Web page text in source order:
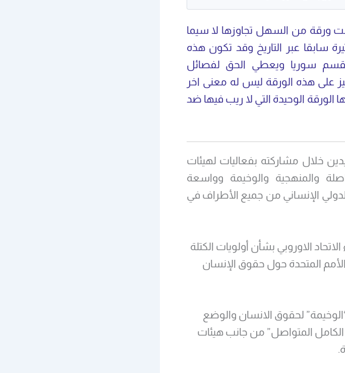
ورقة من السهل تجاوزها لا سيما
سابقا عبر التاريخ وقد تكون هذه
سوريا ويعطي الحق لفصائل
على هذه الورقة ليس له معنى اخر
الوحيدة التي لا ريب فيها ضد
خلال مشاركته بفعاليات لهيئات
والمنهجية والوخيمة وواسعة
الإنساني من جميع الأطراف في
الاوروبي بشأن أولويات الكتلة
الأمم المتحدة حول حقوق الإنسان
لحقوق الانسان والوضع
الكامل المتواصل” من جانب هيئات